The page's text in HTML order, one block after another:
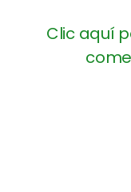
Clic aquí